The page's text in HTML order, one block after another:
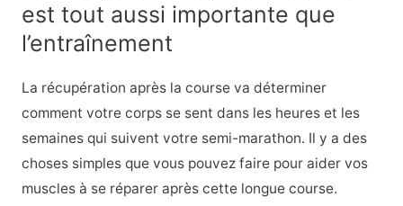
est tout aussi importante que
l’entraînement
La récupération après la course va déterminer
comment votre corps se sent dans les heures et les
semaines qui suivent votre semi-marathon. Il y a des
choses simples que vous pouvez faire pour aider vos
muscles à se réparer après cette longue course.